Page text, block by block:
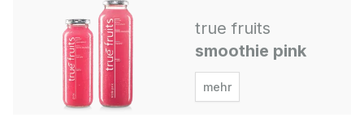
true fruits
smoothie pink
mehr